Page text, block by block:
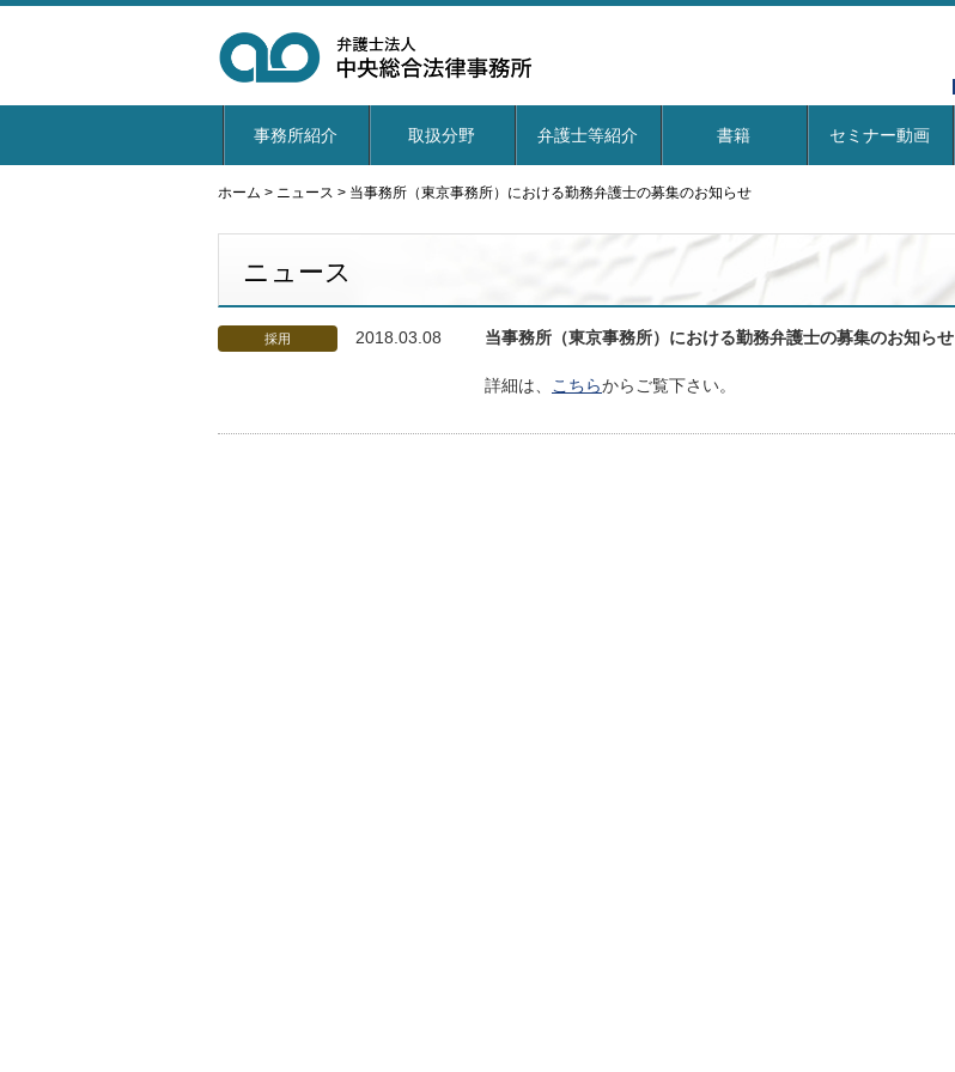
事務所紹介 取扱分野 弁護士等紹介 書籍 セミナー動画
ホーム > ニュース > 当事務所（東京事務所）における勤務弁護士の募集のお知らせ
ニュース
採用 2018.03.08 当事務所（東京事務所）における勤務弁護士の募集のお知らせ
詳細は、 こちらからご覧下さい。